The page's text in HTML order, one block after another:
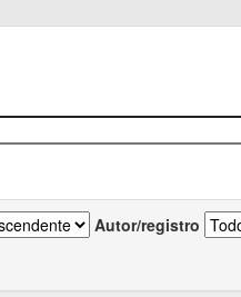
Autor/registro